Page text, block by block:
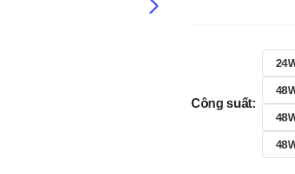
Công suất: